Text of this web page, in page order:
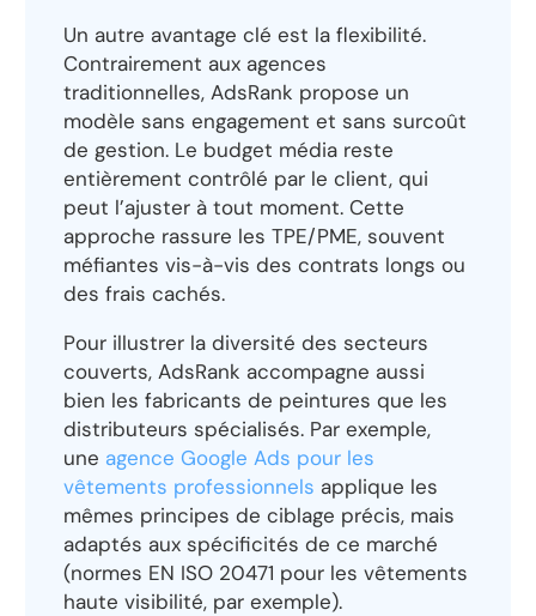
Un autre avantage clé est la flexibilité.
Contrairement aux agences
traditionnelles, AdsRank propose un
modèle sans engagement et sans surcoût
de gestion. Le budget média reste
entièrement contrôlé par le client, qui
peut l’ajuster à tout moment. Cette
approche rassure les TPE/PME, souvent
méfiantes vis-à-vis des contrats longs ou
des frais cachés.
Pour illustrer la diversité des secteurs
couverts, AdsRank accompagne aussi
bien les fabricants de peintures que les
distributeurs spécialisés. Par exemple,
une agence Google Ads pour les
vêtements professionnels applique les
mêmes principes de ciblage précis, mais
adaptés aux spécificités de ce marché
(normes EN ISO 20471 pour les vêtements
haute visibilité, par exemple).